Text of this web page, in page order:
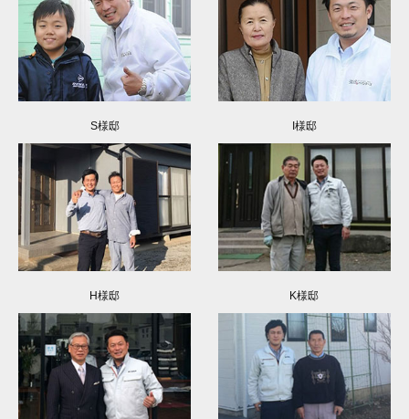
S様邸 I様邸
H様邸 K様邸